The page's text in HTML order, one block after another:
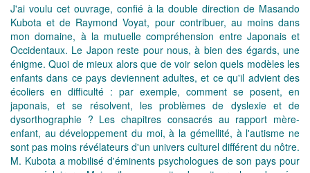
J'ai voulu cet ouvrage, confié à la double direction de Masando
Kubota et de Raymond Voyat, pour contribuer, au moins dans
mon domaine, à la mutuelle compréhension entre Japonais et
Occidentaux. Le Japon reste pour nous, à bien des égards, une
énigme. Quoi de mieux alors que de voir selon quels modèles les
enfants dans ce pays deviennent adultes, et ce qu'il advient des
écoliers en difficulté : par exemple, comment se posent, en
japonais, et se résolvent, les problèmes de dyslexie et de
dysorthographie ? Les chapitres consacrés au rapport mère-
enfant, au développement du moi, à la gémellité, à l'autisme ne
sont pas moins révélateurs d'un univers culturel différent du nôtre.
M. Kubota a mobilisé d'éminents psychologues de son pays pour